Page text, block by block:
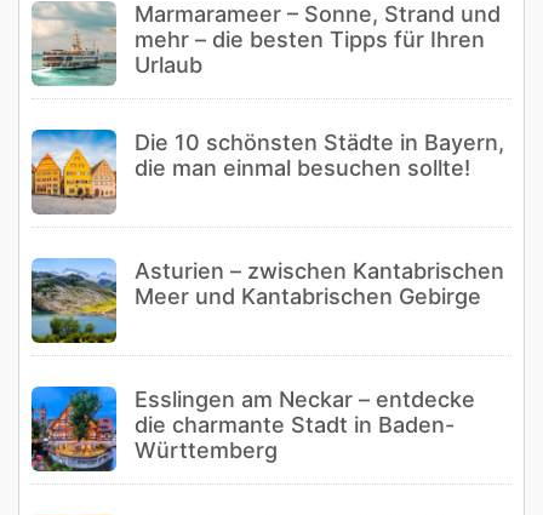
Marmarameer – Sonne, Strand und
mehr – die besten Tipps für Ihren
Urlaub
Die 10 schönsten Städte in Bayern,
die man einmal besuchen sollte!
Asturien – zwischen Kantabrischen
Meer und Kantabrischen Gebirge
Esslingen am Neckar – entdecke
die charmante Stadt in Baden-
Württemberg